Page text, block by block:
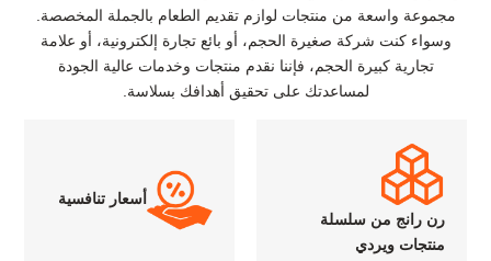
مجموعة واسعة من منتجات لوازم تقديم الطعام بالجملة المخصصة.
وسواء كنت شركة صغيرة الحجم، أو بائع تجارة إلكترونية، أو علامة
تجارية كبيرة الحجم، فإننا نقدم منتجات وخدمات عالية الجودة
لمساعدتك على تحقيق أهدافك بسلاسة.
رن رانج من سلسلة
منتجات ويردي
أسعار تنافسية